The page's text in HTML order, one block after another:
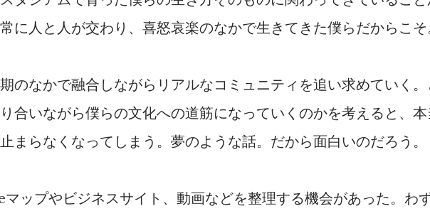
に人と人が交わり、喜怒哀楽のなかで生きてきた僕らだからこ
のなかで融合しながらリアルなコミュニティを追い求めていく
合いながら僕らの文化への道筋になっていくのかを考えると、
まらなくなってしまう。夢のような話。だから面白いのだろう。
ップやビジネスサイト、動画などを整理する機会があった。わ